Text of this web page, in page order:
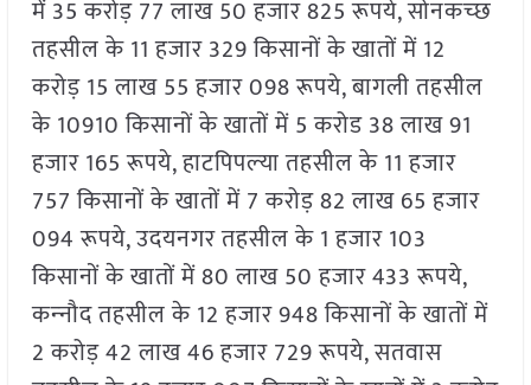
में 35 करोड़ 77 लाख 50 हजार 825 रूपये, सोनकच्‍छ
तहसील के 11 हजार 329 किसानों के खातों में 12
करोड़ 15 लाख 55 हजार 098 रूपये, बागली तहसील
के 10910 किसानों के खातों में 5 करोड 38 लाख 91
हजार 165 रूपये, हाटपिपल्‍या तहसील के 11 हजार
757 किसानों के खातों में 7 करोड़ 82 लाख 65 हजार
094 रूपये, उदयनगर तहसील के 1 हजार 103
किसानों के खातों में 80 लाख 50 हजार 433 रूपये,
कन्‍नौद तहसील के 12 हजार 948 किसानों के खातों में
2 करोड़ 42 लाख 46 हजार 729 रूपये, सतवास